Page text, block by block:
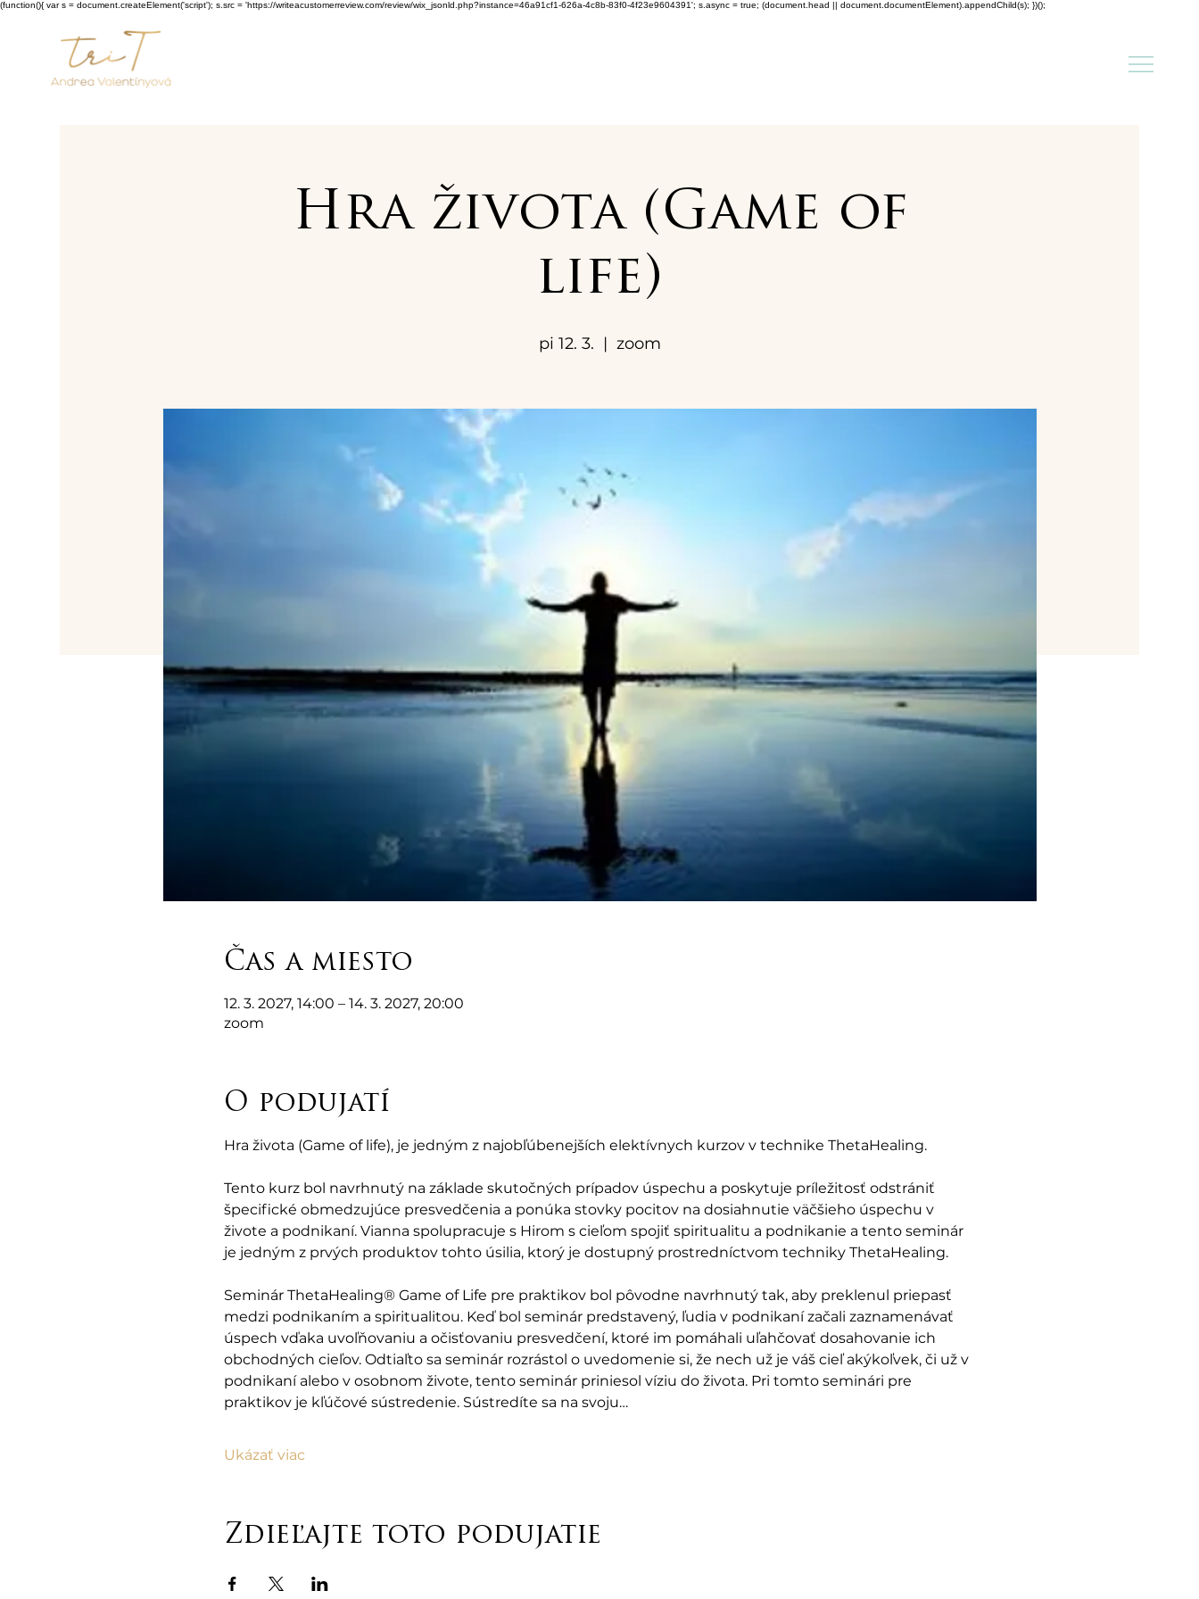
(function(){ var s = document.createElement('script'); s.src = 'https://writeacustomerreview.com/review/wix_jsonld.php?instance=46a91cf1-626a-4c8b-83f0-4f23e9604391'; s.async = true; (document.head || document.documentElement).appendChild(s); })();
Hra života (Game of
life)
pi 12. 3.
  |
zoom
Čas a miesto
12. 3. 2027, 14:00 – 14. 3. 2027, 20:00
zoom
O podujatí
Hra života (Game of life), je jedným z najobľúbenejších elektívnych kurzov v technike ThetaHealing.
Tento kurz bol navrhnutý na základe skutočných prípadov úspechu a poskytuje príležitosť odstrániť
špecifické obmedzujúce presvedčenia a ponúka stovky pocitov na dosiahnutie väčšieho úspechu v
živote a podnikaní. Vianna spolupracuje s Hirom s cieľom spojiť spiritualitu a podnikanie a tento seminár
je jedným z prvých produktov tohto úsilia, ktorý je dostupný prostredníctvom techniky ThetaHealing.
Seminár ThetaHealing® Game of Life pre praktikov bol pôvodne navrhnutý tak, aby preklenul priepasť
medzi podnikaním a spiritualitou. Keď bol seminár predstavený, ľudia v podnikaní začali zaznamenávať
úspech vďaka uvoľňovaniu a očisťovaniu presvedčení, ktoré im pomáhali uľahčovať dosahovanie ich
obchodných cieľov. Odtiaľto sa seminár rozrástol o uvedomenie si, že nech už je váš cieľ akýkoľvek, či už v
podnikaní alebo v osobnom živote, tento seminár priniesol víziu do života. Pri tomto seminári pre
praktikov je kľúčové sústredenie. Sústredíte sa na svoju…
Ukázať viac
Zdieľajte toto podujatie